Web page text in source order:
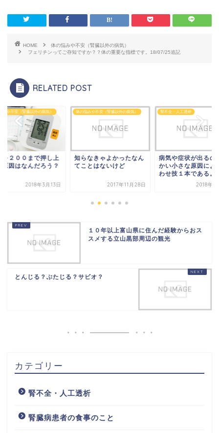
HOME
体の悩みや不安（腎臓以外の病気）
フェリチンってご存知ですか？？体の重要な指標です。18/07/25追記
RELATED POST
みや不安（腎臓以外の病気）
を２００まで押し上
原因はなんだろう？
2018年3月13日
体の悩みや不安（腎臓以外の病気）
知らなきゃよかったなん
てことはないけど
2017年11月28日
腎不全・人工透析
病気や症状が出るの
かい小さな原因によ
わせ技１本である。
2018年2
１０年以上富山県に住んだ経験からおス
スメする立山黒部周辺の観光
とんじる？ぶたじる？サビオ？
カテゴリー
腎不全・人工透析
腎臓病患者の食事のこと